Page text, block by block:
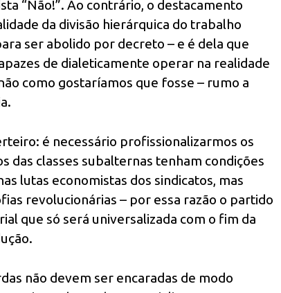
“Não!”. Ao contrário, o destacamento
da divisão hierárquica do trabalho
ser abolido por decreto – e é dela que
de dialeticamente operar na realidade
como gostaríamos que fosse – rumo a
é necessário profissionalizarmos os
das classes subalternas tenham condições
lutas economistas dos sindicatos, mas
revolucionárias – por essa razão o partido
que só será universalizada com o fim da
não devem ser encaradas de modo